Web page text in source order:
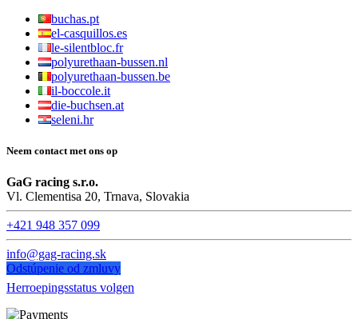
buchas.pt
el-casquillos.es
le-silentbloc.fr
polyurethaan-bussen.nl
polyurethaan-bussen.be
il-boccole.it
die-buchsen.at
seleni.hr
Neem contact met ons op
GaG racing s.r.o.
Vl. Clementisa 20, Trnava, Slovakia
+421 948 357 099
info@gag-racing.sk
Odstúpenie od zmluvy
Herroepingsstatus volgen